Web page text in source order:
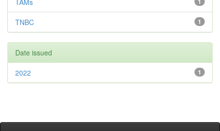
TAMs
1
TNBC
Date issued
1
2022